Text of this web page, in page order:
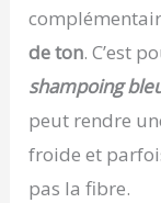
de ton. C’est
shampoing
peut rendre
froide et
pas la fibre.